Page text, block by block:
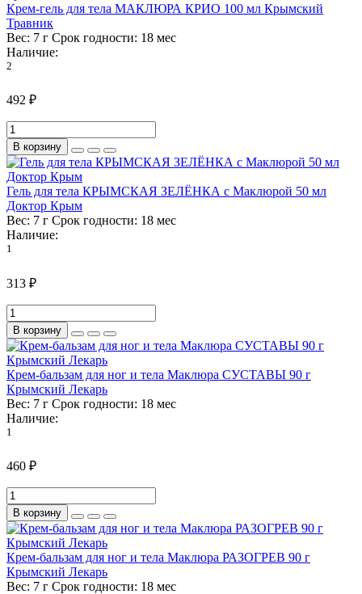
Крем-гель для тела МАКЛЮРА КРИО 100 мл Крымский
Травник
Вес: 7 г Срок годности: 18 мес
Наличие:
2
492 ₽
В корзину
Гель для тела КРЫМСКАЯ ЗЕЛЁНКА с Маклюрой 50 мл
Доктор Крым
Вес: 7 г Срок годности: 18 мес
Наличие:
1
313 ₽
В корзину
Крем-бальзам для ног и тела Маклюра СУСТАВЫ 90 г
Крымский Лекарь
Вес: 7 г Срок годности: 18 мес
Наличие:
1
460 ₽
В корзину
Крем-бальзам для ног и тела Маклюра РАЗОГРЕВ 90 г
Крымский Лекарь
Вес: 7 г Срок годности: 18 мес